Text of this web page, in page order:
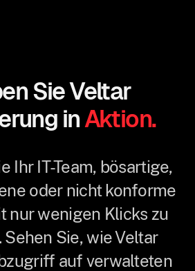
Sie Veltar
inAktion.
Ihr IT-Team, bösartige,
oder nicht konforme
nur wenigen Klicks zu
Sie, wie Veltar
auf verwalteten